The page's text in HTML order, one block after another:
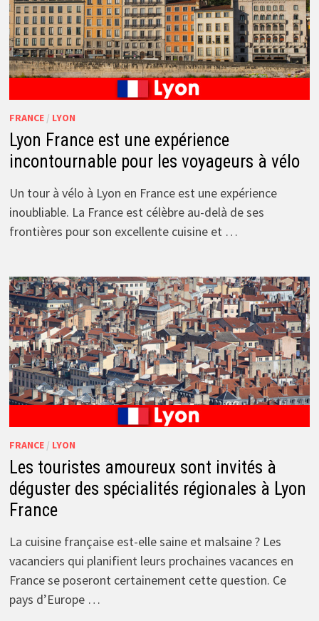
FRANCE/ LYON
Lyon France est une expérience
incontournable pour les voyageurs à vélo
Un tour à vélo à Lyon en France est une expérience
inoubliable. La France est célèbre au-delà de ses
frontières pour son excellente cuisine et …
FRANCE/ LYON
Les touristes amoureux sont invités à
déguster des spécialités régionales à Lyon
France
La cuisine française est-elle saine et malsaine ? Les
vacanciers qui planifient leurs prochaines vacances en
France se poseront certainement cette question. Ce
pays d’Europe …